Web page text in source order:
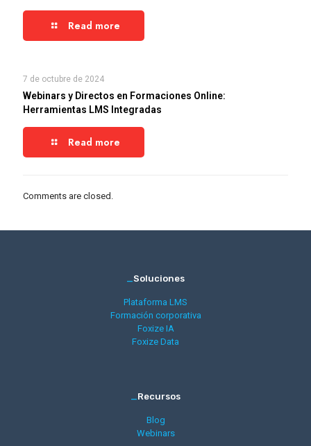
Read more
7 de octubre de 2024
Webinars y Directos en Formaciones Online:
Herramientas LMS Integradas
Read more
Comments are closed.
Soluciones
Plataforma LMS
Formación corporativa
Foxize IA
Foxize Data
Recursos
Blog
Webinars